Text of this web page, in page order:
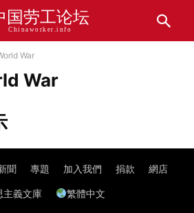
国劳工论坛
Chinaworker.info
War
War
聞 專題 加入我們 捐款 網店
主義文庫 繁體中文